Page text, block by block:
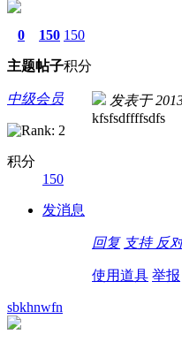
0
主题
150
帖子
150
积分
中级会员
积分
150
发消息
发表于
kfsfsdffffsdfs
回复 支持 反
使用道具 举报
sbkhnwfn